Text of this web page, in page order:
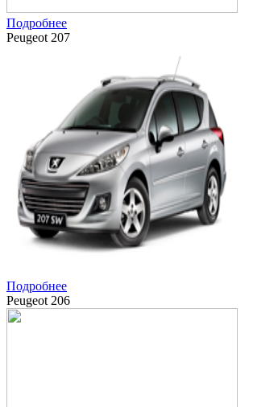
Подробнее
Peugeot 207
Подробнее
Peugeot 206